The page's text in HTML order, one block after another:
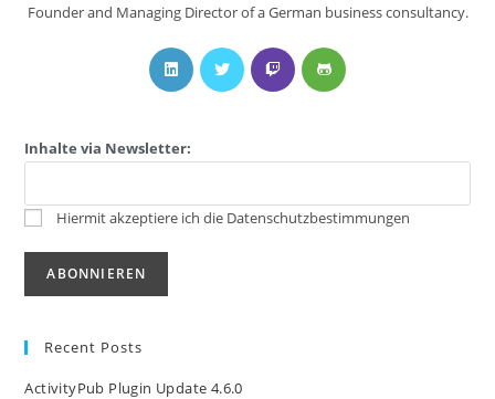
Founder and Managing Director of a German business consultancy.
Inhalte via Newsletter:
Hiermit akzeptiere ich die Datenschutzbestimmungen
Recent Posts
ActivityPub Plugin Update 4.6.0